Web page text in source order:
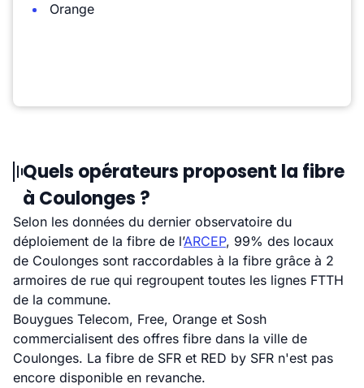
Orange
Quels opérateurs proposent la fibre
à Coulonges ?
Selon les données du dernier observatoire du
déploiement de la fibre de l’ARCEP, 99% des locaux
de Coulonges sont raccordables à la fibre grâce à 2
armoires de rue qui regroupent toutes les lignes FTTH
de la commune.
Bouygues Telecom, Free, Orange et Sosh
commercialisent des offres fibre dans la ville de
Coulonges. La fibre de SFR et RED by SFR n'est pas
encore disponible en revanche.